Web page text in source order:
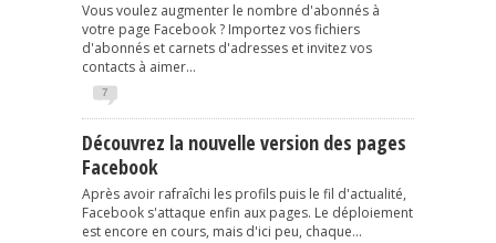
Vous voulez augmenter le nombre d'abonnés à
votre page Facebook ? Importez vos fichiers
d'abonnés et carnets d'adresses et invitez vos
contacts à aimer...
7
Découvrez la nouvelle version des pages
Facebook
Après avoir rafraîchi les profils puis le fil d'actualité,
Facebook s'attaque enfin aux pages. Le déploiement
est encore en cours, mais d'ici peu, chaque...